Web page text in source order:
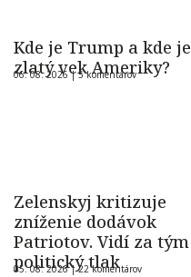
Kde je Trump a kde je
zlatý vek Ameriky?
06. 08. 2026 |5 komentárov
Zelenskyj kritizuje
zníženie dodávok
Patriotov. Vidí za tým
politický tlak
05. 08. 2026 |22 komentárov